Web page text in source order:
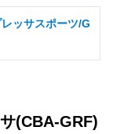
ッサスポーツ/G
(CBA-GRF)